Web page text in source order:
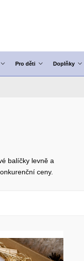
Pro děti Doplňky
balíčky levně a
ceny.